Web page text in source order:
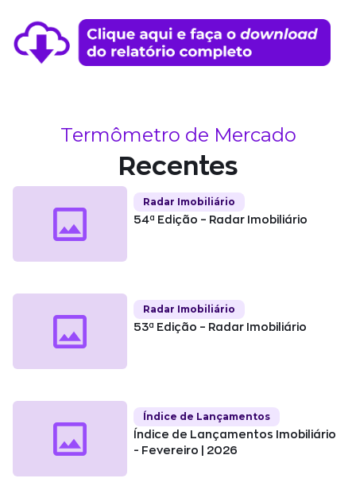
Termômetro de Mercado
Recentes
Radar Imobiliário
54ª Edição – Radar Imobiliário
Radar Imobiliário
53ª Edição – Radar Imobiliário
Índice de Lançamentos
Índice de Lançamentos Imobiliário
- Fevereiro | 2026